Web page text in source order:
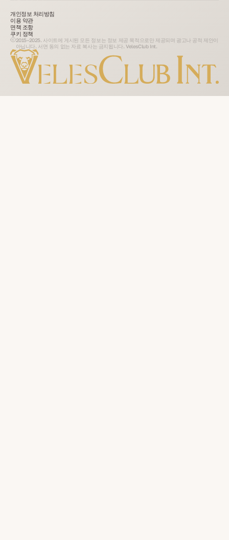
2015–2025. 사이트에 게시된 모든 정보는 정보 제공 목적으로만 제공되며 광고나 공적 제안이
아닙니다. 서면 동의 없는 자료 복사는 금지됩니다. VelesClub Int.
개인정보 처리방침
이용 약관
면책 조항
쿠키 정책